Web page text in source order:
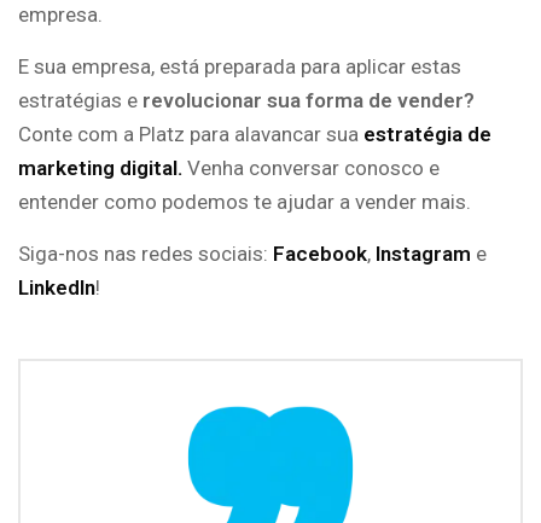
empresa.
E sua empresa, está preparada para aplicar estas
estratégias e revolucionar sua forma de vender?
Conte com a Platz para alavancar sua estratégia de
marketing digital. Venha conversar conosco e
entender como podemos te ajudar a vender mais.
Siga-nos nas redes sociais: Facebook, Instagram e
LinkedIn!